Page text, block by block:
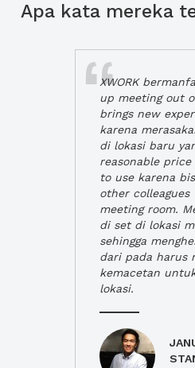
Apa kata mereka
XWORK
up meeting out
brings new
karena
di lokasi baru
reasonable price
to use karena
other
meeting room.
di set di lokasi
sehingga
dari pada harus
kemacetan
lokasi.